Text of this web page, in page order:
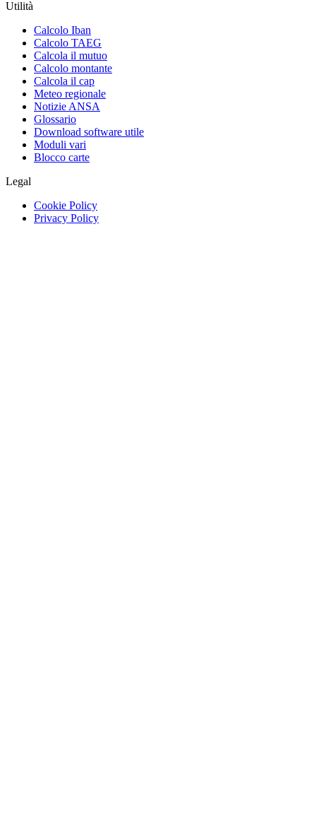
Utilità
Calcolo Iban
Calcolo TAEG
Calcola il mutuo
Calcolo montante
Calcola il cap
Meteo regionale
Notizie ANSA
Glossario
Download software utile
Moduli vari
Blocco carte
Legal
Cookie Policy
Privacy Policy